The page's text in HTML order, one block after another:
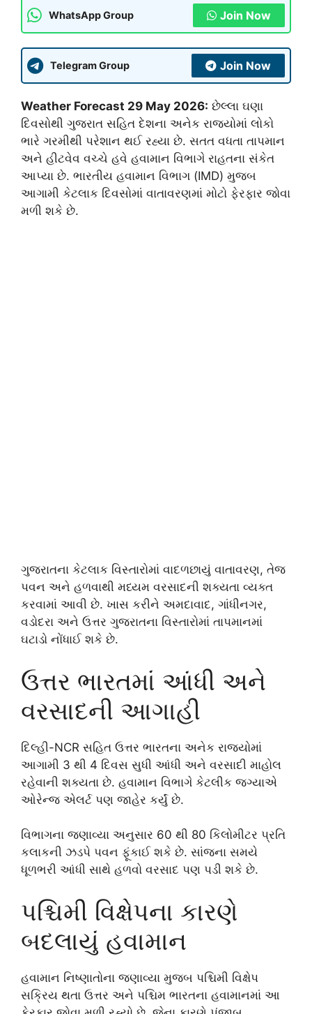
WhatsApp Group Join Now
Telegram Group Join Now
Weather Forecast 29 May 2026: છેલ્લા ઘણા
દિવસોથી ગુજરાત સહિત દેશના અનેક રાજ્યોમાં લોકો
ભારે ગરમીથી પરેશાન થઈ રહ્યા છે. સતત વધતા તાપમાન
અને હીટવેવ વચ્ચે હવે હવામાન વિભાગે રાહતના સંકેત
આપ્યા છે. ભારતીય હવામાન વિભાગ (IMD) મુજબ
આગામી કેટલાક દિવસોમાં વાતાવરણમાં મોટો ફેરફાર જોવા
મળી શકે છે.
ગુજરાતના કેટલાક વિસ્તારોમાં વાદળછાયું વાતાવરણ, તેજ
પવન અને હળવાથી મધ્યમ વરસાદની શક્યતા વ્યક્ત
કરવામાં આવી છે. ખાસ કરીને અમદાવાદ, ગાંધીનગર,
વડોદરા અને ઉત્તર ગુજરાતના વિસ્તારોમાં તાપમાનમાં
ઘટાડો નોંધાઈ શકે છે.
ઉત્તર ભારતમાં આંધી અને
વરસાદની આગાહી
દિલ્હી-NCR સહિત ઉત્તર ભારતના અનેક રાજ્યોમાં
આગામી 3 થી 4 દિવસ સુધી આંધી અને વરસાદી માહોલ
રહેવાની શક્યતા છે. હવામાન વિભાગે કેટલીક જગ્યાએ
ઓરેન્જ એલર્ટ પણ જાહેર કર્યું છે.
વિભાગના જણાવ્યા અનુસાર 60 થી 80 કિલોમીટર પ્રતિ
કલાકની ઝડપે પવન ફૂંકાઈ શકે છે. સાંજના સમયે
ધૂળભરી આંધી સાથે હળવો વરસાદ પણ પડી શકે છે.
પશ્ચિમી વિક્ષેપના કારણે
બદલાયું હવામાન
હવામાન નિષ્ણાતોના જણાવ્યા મુજબ પશ્ચિમી વિક્ષેપ
સક્રિય થતા ઉત્તર અને પશ્ચિમ ભારતના હવામાનમાં આ